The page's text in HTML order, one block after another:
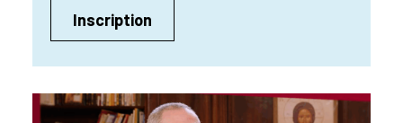
Inscription